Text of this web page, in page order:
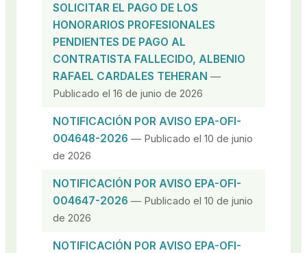
SOLICITAR EL PAGO DE LOS
HONORARIOS PROFESIONALES
PENDIENTES DE PAGO AL
CONTRATISTA FALLECIDO, ALBENIO
RAFAEL CARDALES TEHERAN —
Publicado el 16 de junio de 2026
NOTIFICACIÓN POR AVISO EPA-OFI-
004648-2026 — Publicado el 10 de junio
de 2026
NOTIFICACIÓN POR AVISO EPA-OFI-
004647-2026 — Publicado el 10 de junio
de 2026
NOTIFICACIÓN POR AVISO EPA-OFI-